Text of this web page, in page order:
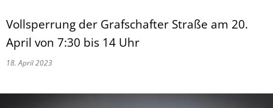
Vollsperrung der Grafschafter Straße am 20.
April von 7:30 bis 14 Uhr
18. April 2023